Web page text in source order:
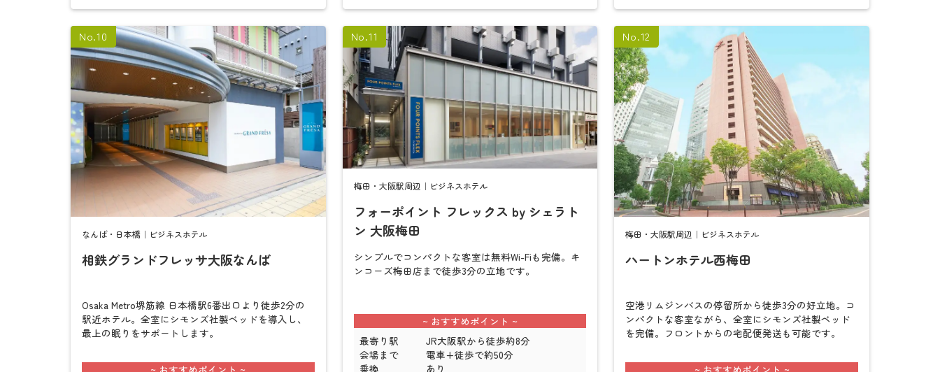
なんば・日本橋｜ビジネスホテル
相鉄グランドフレッサ大阪なんば
Osaka Metro堺筋線 日本橋駅6番出口より徒歩2分の
駅近ホテル。全室にシモンズ社製ベッドを導入し、
最上の眠りをサポートします。
梅田・大阪駅周辺｜ビジネスホテル
フォーポイント フレックス by シェラト
ン 大阪梅田
シンプルでコンパクトな客室は無料Wi-Fiも完備。キ
ンコーズ梅田店まで徒歩3分の立地です。
最寄り駅
JR大阪駅から徒歩約8分
会場まで
電車+徒歩で約50分
乗換
あり
梅田・大阪駅周辺｜ビジネスホテル
ハートンホテル西梅田
空港リムジンバスの停留所から徒歩3分の好立地。コ
ンパクトな客室ながら、全室にシモンズ社製ベッド
を完備。フロントからの宅配便発送も可能です。